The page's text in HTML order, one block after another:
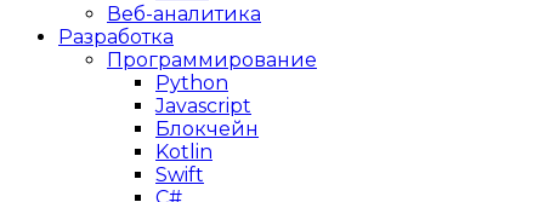
Веб-аналитика
Разработка
Программирование
Python
Javascript
Блокчейн
Kotlin
Swift